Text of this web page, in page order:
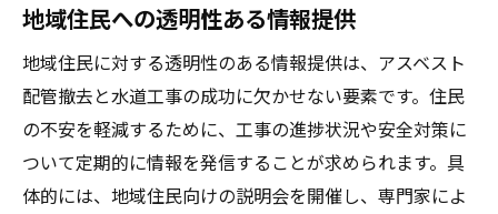
地域住民への透明性ある情報提供
地域住民に対する透明性のある情報提供は、アスベスト
配管撤去と水道工事の成功に欠かせない要素です。住民
の不安を軽減するために、工事の進捗状況や安全対策に
ついて定期的に情報を発信することが求められます。具
体的には、地域住民向けの説明会を開催し、専門家によ